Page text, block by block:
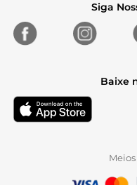
Siga
Baixe